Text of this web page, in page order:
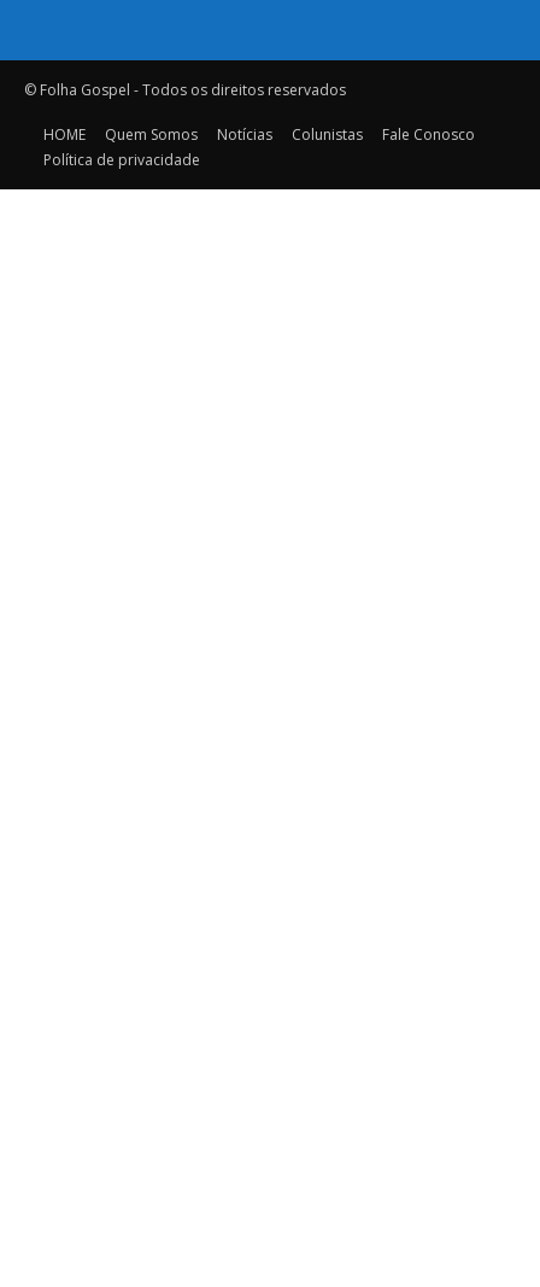
© Folha Gospel - Todos os direitos reservados
HOME Quem Somos Notícias Colunistas
Fale Conosco
Política de privacidade